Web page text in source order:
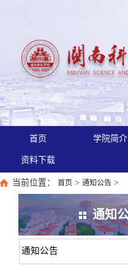
首页 学院简介
资料下载
当前位置： 首页 > 通知公告 >
通知
通知公告